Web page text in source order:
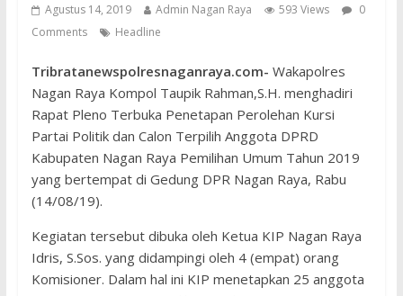
Agustus 14, 2019 Admin Nagan Raya 593 Views
0
Comments
Headline
Tribratanewspolresnaganraya.com- Wakapolres
Nagan Raya Kompol Taupik Rahman,S.H. menghadiri
Rapat Pleno Terbuka Penetapan Perolehan Kursi
Partai Politik dan Calon Terpilih Anggota DPRD
Kabupaten Nagan Raya Pemilihan Umum Tahun 2019
yang bertempat di Gedung DPR Nagan Raya, Rabu
(14/08/19).
Kegiatan tersebut dibuka oleh Ketua KIP Nagan Raya
Idris, S.Sos. yang didampingi oleh 4 (empat) orang
Komisioner. Dalam hal ini KIP menetapkan 25 anggota